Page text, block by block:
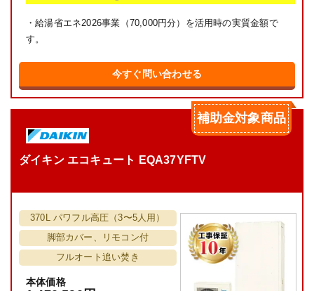
補助金対象商品
ダイキン エコキュート EQA37YFTV
370L パワフル高圧（3〜5人用）
脚部カバー、リモコン付
フルオート追い焚き
本体価格
・給湯省エネ2026事業（70,000円分）を活用時の実質金額で
す。
今すぐ問い合わせる